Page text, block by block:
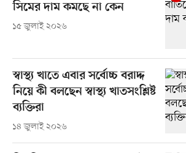
সিমের দাম কমছে না কেন
১৫ জুলাই ২০২৬
স্বাস্থ্য খাতে এবার সর্বোচ্চ বরাদ্দ
নিয়ে কী বলছেন স্বাস্থ্য খাতসংশ্লিষ্ট
ব্যক্তিরা
১৪ জুলাই ২০২৬